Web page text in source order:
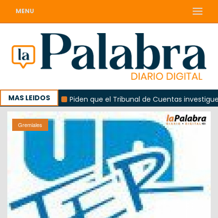
MENU
MAS LEIDOS Piden que el Tribunal de Cuentas investigue
Gremiales